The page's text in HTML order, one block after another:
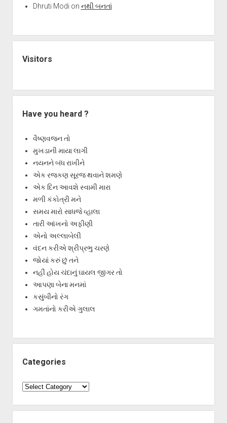
Dhruti Modi on નથી બનતાં
Visitors
Have you heard ?
વૈષ્ણવજન તો
મુખડાની માયા લાગી
નયનને બંધ રાખીને
એક રજકણ સૂરજ થવાને શમણે
એક દિન આવશે સ્વામી મારા
મળી કંકોત્રી મને
સમય મારો સાધજે વ્હાલા
તારી આંખનો અફીણી
એનો અલ્લાબેલી
વંદન કરીએ શ્રીપ્રભુ ચરણે
જોયાં કરું છું તને
નહીં હોય ચંદાનું ઘાયલ જીગર તો
આપણા બેના મનમાં
કસુંબીનો રંગ
ગમતાંનો કરીએ ગુલાલ
Categories
Categories